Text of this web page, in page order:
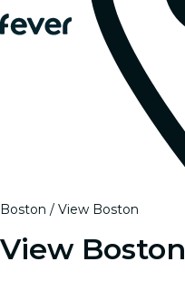
Boston View Boston
View Boston